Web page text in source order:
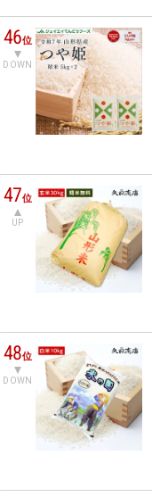
46位
DOWN
47位
UP
48位
DOWN